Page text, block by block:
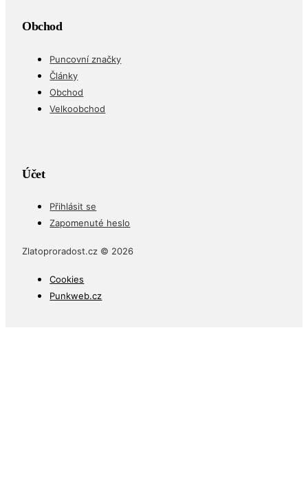
Obchod
Puncovní značky
Články
Obchod
Velkoobchod
Účet
Přihlásit se
Zapomenuté heslo
Zlatoproradost.cz © 2026
Cookies
Punkweb.cz